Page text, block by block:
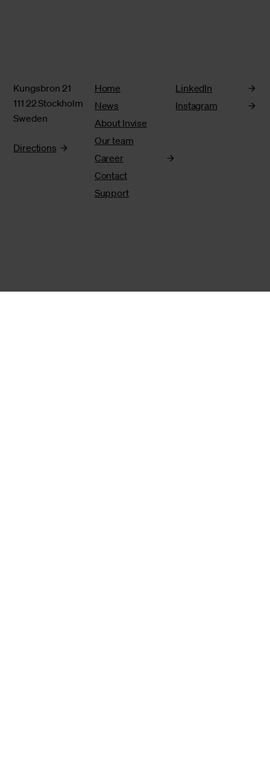
Kungsbron 21
111 22 Stockholm
Sweden
Directions
Home
News
About Invise
Our team
Career
Contact
Support
LinkedIn
Instagram